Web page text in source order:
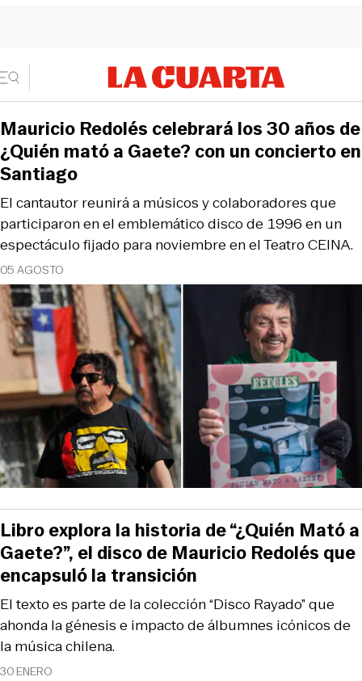
05 AGOSTO
El cantautor reunirá a músicos y colaboradores que
participaron en el emblemático disco de 1996 en un
espectáculo fijado para noviembre en el Teatro CEINA.
Mauricio Redolés celebrará los 30 años de
¿Quién mató a Gaete? con un concierto en
Santiago
30 ENERO
El texto es parte de la colección “Disco Rayado” que
ahonda la génesis e impacto de álbumnes icónicos de
la música chilena.
Libro explora la historia de “¿Quién Mató a
Gaete?”, el disco de Mauricio Redolés que
encapsuló la transición